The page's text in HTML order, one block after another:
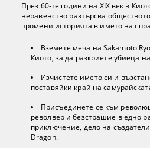
През 60-те години на XIX век в
неравенство разтърсва
промени историята в името на
Вземете меча на Sakamoto
Киото, за да разкриете убиеца
Изчистете името си и
поставяйки край на
Присъединете се към
револвер и безстрашие в едно
приключение, дело на
Dragon.